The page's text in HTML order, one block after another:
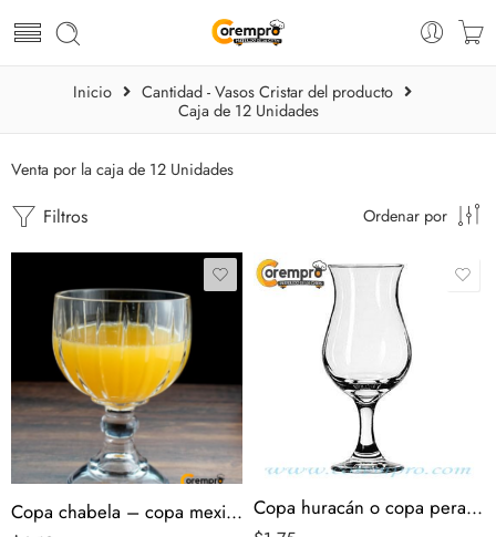
Inicio
Cantidad - Vasos Cristar del producto
Caja de 12 Unidades
Venta por la caja de 12 Unidades
Filtros Ordenar por
Copa chabela – copa mexicana Copa huracán o copa pera de 15 oz